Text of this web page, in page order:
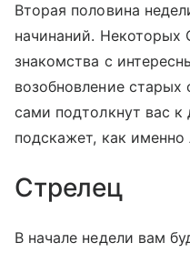
Вторая половина
начинаний. Некоторых
знакомства с
возобновление старых
сами подтолкнут вас к
подскажет, как именно
Стрелец
В начале недели вам